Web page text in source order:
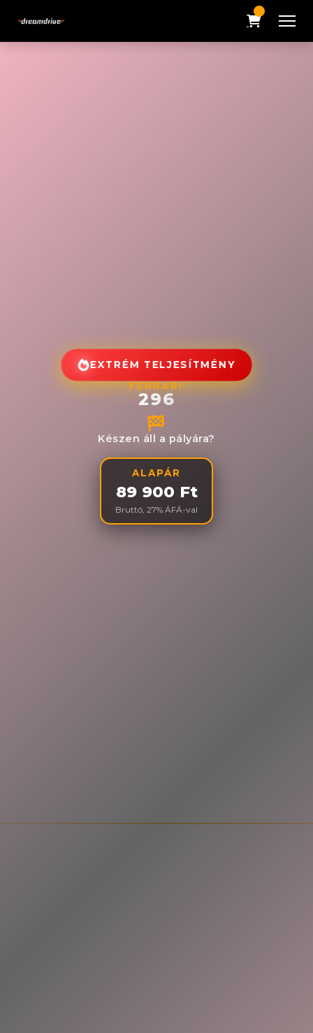
EXTRÉM TELJESÍTMÉNY
FERRARI
296
Készen áll a pályára?
ALAPÁR
89 900 Ft
Bruttó, 27% ÁFÁ-val